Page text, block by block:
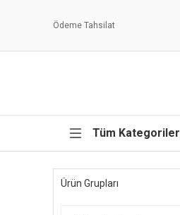
Ödeme Tahsilat
Tüm Kategoriler
Ürün Grupları